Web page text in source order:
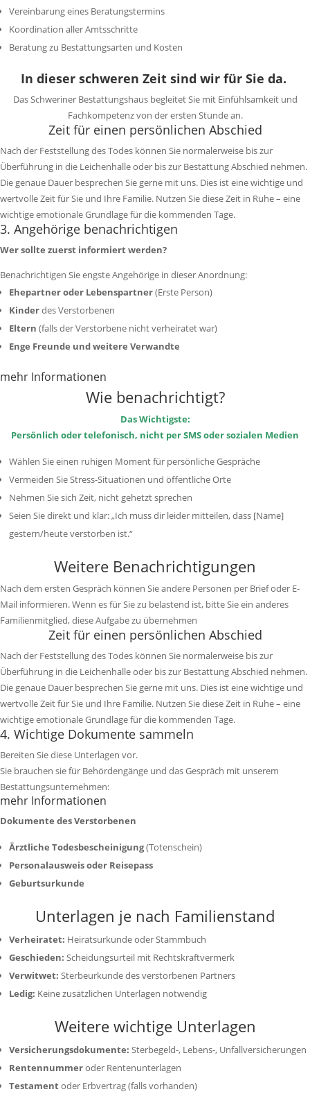
Vereinbarung eines Beratungstermins
Koordination aller Amtsschritte
Beratung zu Bestattungsarten und Kosten
In dieser schweren Zeit sind wir für Sie da.
Das Schweriner Bestattungshaus begleitet Sie mit Einfühlsamkeit und
Fachkompetenz von der ersten Stunde an.
Zeit für einen persönlichen Abschied
Nach der Feststellung des Todes können Sie normalerweise bis zur
Überführung in die Leichenhalle oder bis zur Bestattung Abschied nehmen.
Die genaue Dauer besprechen Sie gerne mit uns. Dies ist eine wichtige und
wertvolle Zeit für Sie und Ihre Familie. Nutzen Sie diese Zeit in Ruhe – eine
wichtige emotionale Grundlage für die kommenden Tage.
3. Angehörige benachrichtigen
Wer sollte zuerst informiert werden?
Benachrichtigen Sie engste Angehörige in dieser Anordnung:
Ehepartner oder Lebenspartner(Erste Person)
Kinderdes Verstorbenen
Eltern (falls der Verstorbene nicht verheiratet war)
Enge Freunde und weitere Verwandte
mehr Informationen
Wie benachrichtigt?
Das Wichtigste:
Persönlich oder telefonisch, nicht per SMS oder sozialen Medien
Wählen Sie einen ruhigen Moment für persönliche Gespräche
Vermeiden Sie Stress-Situationen und öffentliche Orte
Nehmen Sie sich Zeit, nicht gehetzt sprechen
Seien Sie direkt und klar: „Ich muss dir leider mitteilen, dass [Name]
gestern/heute verstorben ist.“
Weitere Benachrichtigungen
Nach dem ersten Gespräch können Sie andere Personen per Brief oder E-
Mail informieren. Wenn es für Sie zu belastend ist, bitte Sie ein anderes
Familienmitglied, diese Aufgabe zu übernehmen
Zeit für einen persönlichen Abschied
Nach der Feststellung des Todes können Sie normalerweise bis zur
Überführung in die Leichenhalle oder bis zur Bestattung Abschied nehmen.
Die genaue Dauer besprechen Sie gerne mit uns. Dies ist eine wichtige und
wertvolle Zeit für Sie und Ihre Familie. Nutzen Sie diese Zeit in Ruhe – eine
wichtige emotionale Grundlage für die kommenden Tage.
4. Wichtige Dokumente sammeln
Bereiten Sie diese Unterlagen vor.
Sie brauchen sie für Behördengänge und das Gespräch mit unserem
Bestattungsunternehmen:
mehr Informationen
Dokumente des Verstorbenen
Ärztliche Todesbescheinigung(Totenschein)
Personalausweis oder Reisepass
Geburtsurkunde
Unterlagen je nach Familienstand
Verheiratet: Heiratsurkunde oder Stammbuch
Geschieden: Scheidungsurteil mit Rechtskraftvermerk
Verwitwet: Sterbeurkunde des verstorbenen Partners
Ledig: Keine zusätzlichen Unterlagen notwendig
Weitere wichtige Unterlagen
Versicherungsdokumente: Sterbegeld-, Lebens-, Unfallversicherungen
Rentennummeroder Rentenunterlagen
Testamentoder Erbvertrag (falls vorhanden)